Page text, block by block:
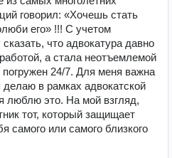
говорил: «Хочешь стать
его» !!! С учетом
что адвокатура давно
а стала неотъемлемой
24/7. Для меня важна
делаю в рамках адвокатской
люблю это. На мой взгляд,
тот, который защищает
самого или самого близкого